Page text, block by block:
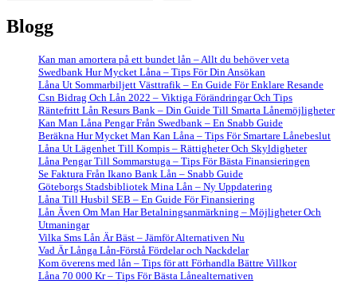
Blogg
Kan man amortera på ett bundet lån – Allt du behöver veta
Swedbank Hur Mycket Låna – Tips För Din Ansökan
Låna Ut Sommarbiljett Västtrafik – En Guide För Enklare Resande
Csn Bidrag Och Lån 2022 – Viktiga Förändringar Och Tips
Räntefritt Lån Resurs Bank – Din Guide Till Smarta Lånemöjligheter
Kan Man Låna Pengar Från Swedbank – En Snabb Guide
Beräkna Hur Mycket Man Kan Låna – Tips För Smartare Lånebeslut
Låna Ut Lägenhet Till Kompis – Rättigheter Och Skyldigheter
Låna Pengar Till Sommarstuga – Tips För Bästa Finansieringen
Se Faktura Från Ikano Bank Lån – Snabb Guide
Göteborgs Stadsbibliotek Mina Lån – Ny Uppdatering
Låna Till Husbil SEB – En Guide För Finansiering
Lån Även Om Man Har Betalningsanmärkning – Möjligheter Och
Utmaningar
Vilka Sms Lån Är Bäst – Jämför Alternativen Nu
Vad Är Långa Lån-Förstå Fördelar och Nackdelar
Kom överens med lån – Tips för att Förhandla Bättre Villkor
Låna 70 000 Kr – Tips För Bästa Lånealternativen